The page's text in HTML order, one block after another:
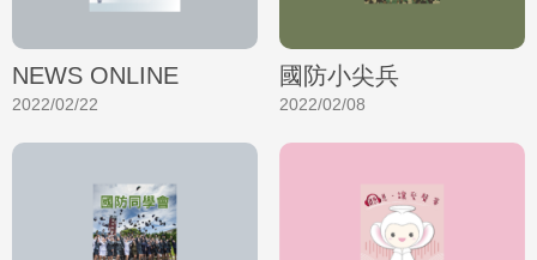
NEWS ONLINE
2022/02/22
國防小尖兵
2022/02/08